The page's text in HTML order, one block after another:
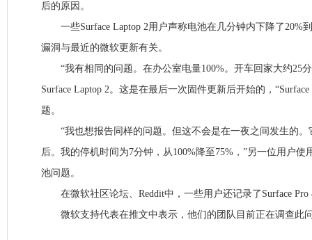
后的原因。
一些Surface Laptop 2用户声称电池在几分钟内下降了20%
漏洞与最近的微软更新有关。
“我有相同的问题。在办公室电量100%。开车回家大约25
Surface Laptop 2。这是在最后一次固件更新后开始的，
题。
“我也想报告同样的问题。但这不会是在一夜之间发生的。
后。我的停机时间为7分钟，从100%降至75%，”另一位用户使
池问题。
在微软社区论坛、Reddit中，一些用户还记录了Surface Pro
微软支持代表在推文中表示，他们的团队目前正在调查此